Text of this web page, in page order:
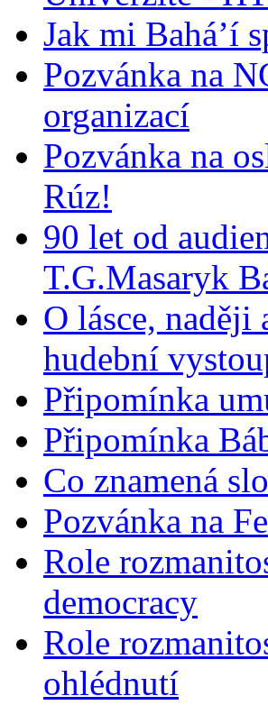
Jak mi Bahá’í
Pozvánka na
organizací
Pozvánka na
Rúz!
90 let od
T.G.Masaryk
O lásce, naději
hudební
Připomínka
Připomínka
Co znamená
Pozvánka na
Role
democracy
Role
ohlédnutí